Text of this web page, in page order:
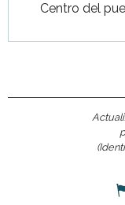
Centro del